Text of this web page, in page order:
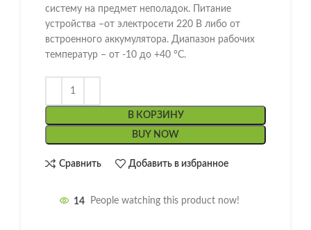
систему на предмет неполадок. Питание
устройства –от электросети 220 В либо от
встроенного аккумулятора. Диапазон рабочих
температур – от -10 до +40 °С.
В КОРЗИНУ
BUY NOW
Сравнить Добавить в избранное
14 People watching this product now!